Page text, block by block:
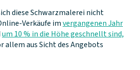
diese Schwarzmalerei nicht
Verkäufe imvergangenen Jahr
um 10 % in die Höhe geschnellt sind,
allem aus Sicht des Angebots